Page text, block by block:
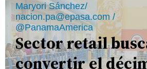
Maryori Sánchez/
nacion.pa@epasa.com /
@PanamaAmerica
Sector retail
convertir el